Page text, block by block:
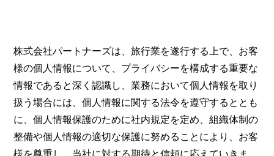
株式会社パートナーズは、旅行業を遂行する上で、お客
様の個人情報について、プライバシーを構成する重要な
情報であると深く認識し、業務において個人情報を取り
扱う場合には、個人情報に関する法令を遵守するととも
に、個人情報保護のために社内規定を定め、組織体制の
整備や個人情報の適切な保護に努めることにより、お客
様を尊重し、当社に対する期待と信頼に応えていきま